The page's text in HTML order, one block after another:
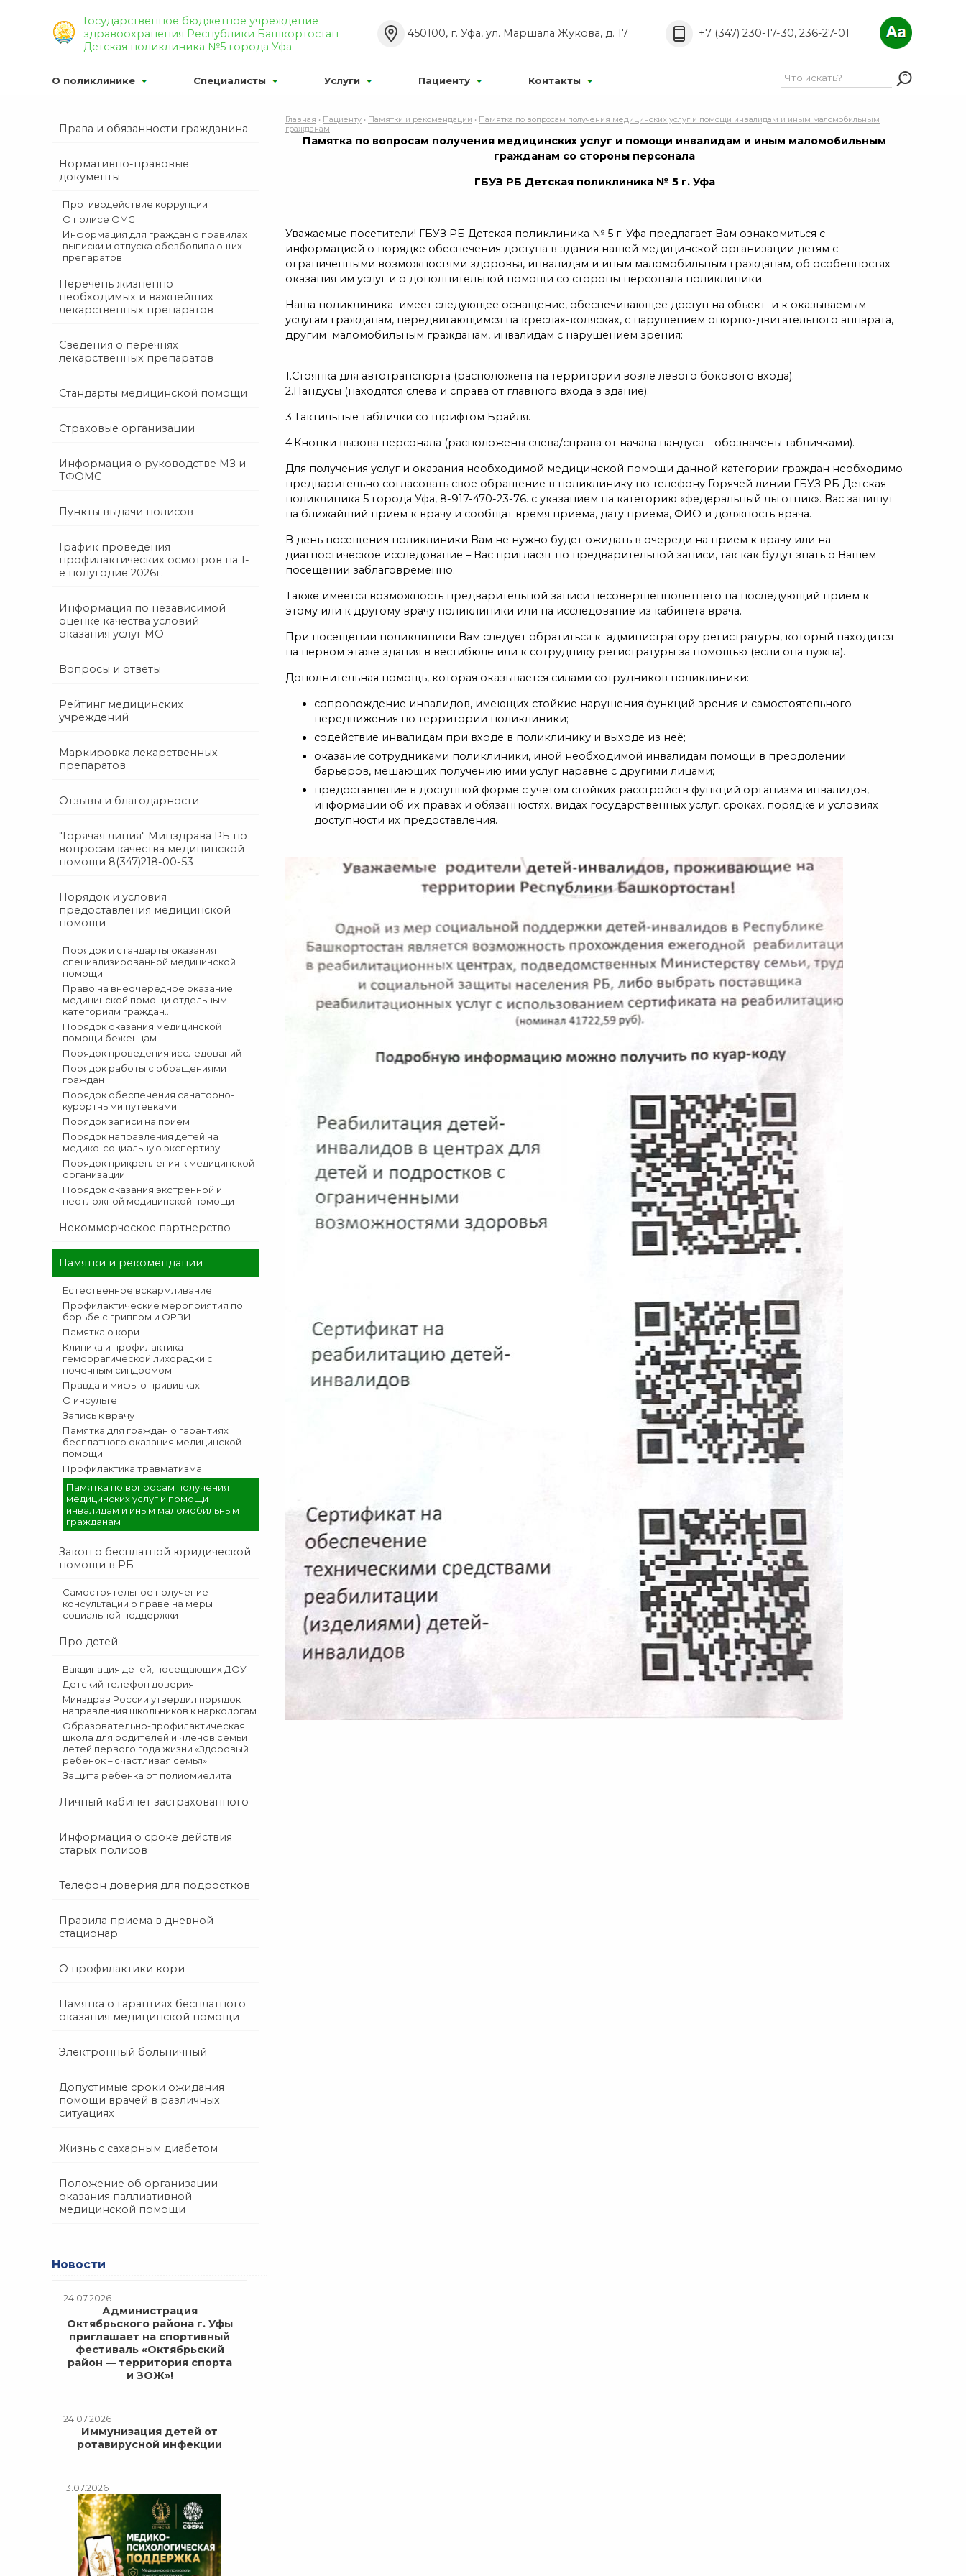
Р’РµСЂСЃРёСЏ РґР»СЏ СЃР»Р°Р±РѕРІРёРґСЏС‰РёС…:
Р¦РІРµС‚РѕРІР°СЏ СЃС…РµРјР°: Р¦ РР·РѕР±СЂР°Р¶РµРЅРёСЏ:Р’С‹РєР»
Государственное бюджетное учреждение
здравоохранения Республики Башкортостан
Детская поликлиника №5 города Уфа
450100, г. Уфа, ул. Маршала Жукова, д. 17 +7 (347) 230-17-30, 236-27-01
О поликлинике Специалисты Услуги Пациенту Контакты
Права и обязанности гражданина
Нормативно-правовые
документы
Противодействие коррупции
O полисе ОМС
Информация для граждан о правилах
выписки и отпуска обезболивающих
препаратов
Перечень жизненно
необходимых и важнейших
лекарственных препаратов
Сведения о перечнях
лекарственных препаратов
Стандарты медицинской помощи
Страховые организации
Информация о руководстве МЗ и
ТФОМС
Пункты выдачи полисов
График проведения
профилактических осмотров на 1-
е полугодие 2026г.
Информация по независимой
оценке качества условий
оказания услуг МО
Вопросы и ответы
Рейтинг медицинских
учреждений
Маркировка лекарственных
препаратов
Отзывы и благодарности
"Горячая линия" Минздрава РБ по
вопросам качества медицинской
помощи 8(347)218-00-53
Порядок и условия
предоставления медицинской
помощи
Порядок и стандарты оказания
специализированной медицинской
помощи
Право на внеочередное оказание
медицинской помощи отдельным
категориям граждан...
Порядок оказания медицинской
помощи беженцам
Порядок проведения исследований
Порядок работы с обращениями
граждан
Порядок обеспечения санаторно-
курортными путевками
Порядок записи на прием
Порядок направления детей на
медико-социальную экспертизу
Порядок прикрепления к медицинской
организации
Порядок оказания экстренной и
неотложной медицинской помощи
Некоммерческое партнерство
Памятки и рекомендации
Естественное вскармливание
Профилактические мероприятия по
борьбе с гриппом и ОРВИ
Памятка о кори
Клиника и профилактика
геморрагической лихорадки с
почечным синдромом
Правда и мифы о прививках
О инсульте
Запись к врачу
Памятка для граждан о гарантиях
бесплатного оказания медицинской
помощи
Профилактика травматизма
Памятка по вопросам получения
медицинских услуг и помощи
инвалидам и иным маломобильным
гражданам
Закон о бесплатной юридической
помощи в РБ
Cамостоятельное получение
консультации о праве на меры
социальной поддержки
Про детей
Вакцинация детей, посещающих ДОУ
Детский телефон доверия
Минздрав России утвердил порядок
направления школьников к наркологам
Образовательно-профилактическая
школа для родителей и членов семьи
детей первого года жизни «Здоровый
ребенок – счастливая семья».
Защита ребенка от полиомиелита
Личный кабинет застрахованного
Информация о сроке действия
старых полисов
Телефон доверия для подростков
Правила приема в дневной
стационар
О профилактики кори
Памятка о гарантиях бесплатного
оказания медицинской помощи
Электронный больничный
Допустимые сроки ожидания
помощи врачей в различных
ситуациях
Жизнь с сахарным диабетом
Положение об организации
оказания паллиативной
медицинской помощи
Новости
24.07.2026
Администрация
Октябрьского района г. Уфы
приглашает на спортивный
фестиваль «Октябрьский
район — территория спорта
и ЗОЖ»!
24.07.2026
Иммунизация детей от
ротавирусной инфекции
13.07.2026
Главная • Пациенту • Памятки и рекомендации • Памятка по вопросам получения медицинских услуг и помощи инвалидам и иным маломобильным
гражданам
Памятка по вопросам получения медицинских услуг и помощи инвалидам и иным маломобильным
гражданам со стороны персонала
ГБУЗ РБ Детская поликлиника № 5 г. Уфа
Уважаемые посетители! ГБУЗ РБ Детская поликлиника № 5 г. Уфа предлагает Вам ознакомиться с
информацией о порядке обеспечения доступа в здания нашей медицинской организации детям с
ограниченными возможностями здоровья, инвалидам и иным маломобильным гражданам, об особенностях
оказания им услуг и о дополнительной помощи со стороны персонала поликлиники.
Наша поликлиника имеет следующее оснащение, обеспечивающее доступ на объект и к оказываемым
услугам гражданам, передвигающимся на креслах-колясках, с нарушением опорно-двигательного аппарата,
другим маломобильным гражданам, инвалидам с нарушением зрения:
1.Стоянка для автотранспорта (расположена на территории возле левого бокового входа).
2.Пандусы (находятся слева и справа от главного входа в здание).
3.Тактильные таблички со шрифтом Брайля.
4.Кнопки вызова персонала (расположены слева/справа от начала пандуса – обозначены табличками).
Для получения услуг и оказания необходимой медицинской помощи данной категории граждан необходимо
предварительно согласовать свое обращение в поликлинику по телефону Горячей линии ГБУЗ РБ Детская
поликлиника 5 города Уфа, 8-917-470-23-76. с указанием на категорию «федеральный льготник». Вас запишут
на ближайший прием к врачу и сообщат время приема, дату приема, ФИО и должность врача.
В день посещения поликлиники Вам не нужно будет ожидать в очереди на прием к врачу или на
диагностическое исследование – Вас пригласят по предварительной записи, так как будут знать о Вашем
посещении заблаговременно.
Также имеется возможность предварительной записи несовершеннолетнего на последующий прием к
этому или к другому врачу поликлиники или на исследование из кабинета врача.
При посещении поликлиники Вам следует обратиться к администратору регистратуры, который находится
на первом этаже здания в вестибюле или к сотруднику регистратуры за помощью (если она нужна).
Дополнительная помощь, которая оказывается силами сотрудников поликлиники:
сопровождение инвалидов, имеющих стойкие нарушения функций зрения и самостоятельного
передвижения по территории поликлиники;
содействие инвалидам при входе в поликлинику и выходе из неё;
оказание сотрудниками поликлиники, иной необходимой инвалидам помощи в преодолении
барьеров, мешающих получению ими услуг наравне с другими лицами;
предоставление в доступной форме с учетом стойких расстройств функций организма инвалидов,
информации об их правах и обязанностях, видах государственных услуг, сроках, порядке и условиях
доступности их предоставления.